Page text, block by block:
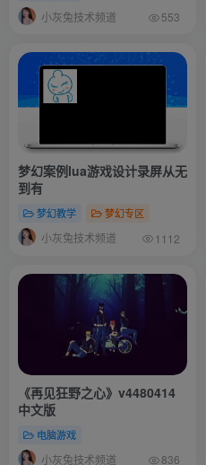
小灰兔技术频道 553
梦幻案例lua游戏设计录屏从无
到有
梦幻教学 梦幻专区
小灰兔技术频道 1112
《再见狂野之心》v4480414
中文版
电脑游戏
小灰兔技术频道 836